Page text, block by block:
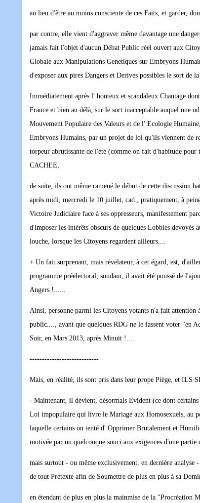
au lieu d'être au moins consciente de ces Faits, et garder,
par contre, elle vient d'aggraver même davantage une
jamais fait l'objet d'aucun Débat Public réel ouvert aux
Globale aux Manipulations Genetiques sur Embryons
d'exposer aux pires Dangers et Derives possibles le sort de
Immédiatement après l' honteux et scandaleux Chantage
France et bien au délà, sur le sort inacceptable auquel une
Mouvement Populaire des Valeurs et de l' Ecologie
Embryons Humains, par un projet de loi qu'ils viennent de
torpeur abrutissante de l'été (comme on fait d'habitude
CACHEE,
de suite, ils ont même ramené le début de cette discussion
après midi, mercredi le 10 juillet, cad., pratiquement, à
Victoire Judiciaire face à ses oppresseurs, manifestement
d'imposer les intérêts obscurs de quelques Lobbies
louche, lorsque les Citoyens regardent ailleurs....
+ Un fait surprenant, mais révelateur, à cet égard, est,
programme préelectoral, soudain, il avait été poussé de
Angers !......
Ainsi, personne parmi les Citoyens votants n'a fait attention
public...., avant que quelques RDG ne le fassent voter "en
Soir, en Mars 2013, après Minuit !....
----------------------------
Mais, en réalité, ils sont pris dans leur prope Piège, et ILS
- Maintenant, il dévient, désormais Evident (ce dont
Loi impopulaire qui livre le Mariage aux Homosexuels, au
laquelle certains on tenté d' Opprimer Brutalement et
motivée par un quelconque souci aux exigences d'une
mais surtout - ou même exclusivement, en dernière
de tout Pretexte afin de Soumettre de plus en plus à sa
en étendant de plus en plus la mainmise de la "Procréation